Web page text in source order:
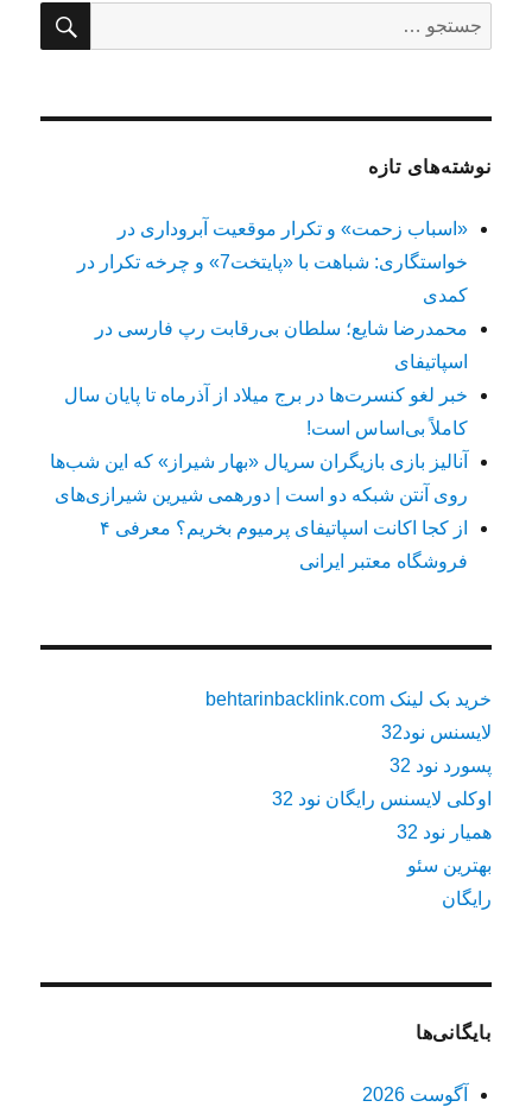
برای:
نوشته‌های تازه
«اسباب زحمت» و تکرار موقعیت آبروداری در
خواستگاری: شباهت با «پایتخت7» و چرخه تکرار در
کمدی
محمدرضا شایع؛ سلطان بی‌رقابت رپ فارسی در
اسپاتیفای
خبر لغو کنسرت‌ها در برج میلاد از آذرماه تا پایان سال
کاملاً بی‌اساس است!
آنالیز بازی بازیگران سریال «بهار شیراز» که این شب‌ها
روی آنتن شبکه دو است | دورهمی شیرین شیرازی‌های
از کجا اکانت اسپاتیفای پرمیوم بخریم؟ معرفی ۴
فروشگاه معتبر ایرانی
خرید بک لینک behtarinbacklink.com
لایسنس نود32
پسورد نود 32
اوکلی لایسنس رایگان نود 32
همیار نود 32
بهترین سئو
رایگان
بایگانی‌ها
آگوست 2026